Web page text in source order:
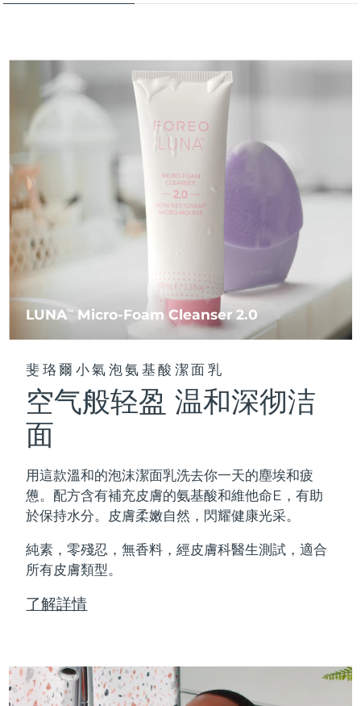
LUNATM Micro-Foam Cleanser 2.0
斐珞爾小氣泡氨基酸潔面乳
空气般轻盈 温和深彻洁
面
用這款溫和的泡沫潔面乳洗去你一天的塵埃和疲
憊。配方含有補充皮膚的氨基酸和維他命E，有助
於保持水分。皮膚柔嫩自然，閃耀健康光采。
純素，零殘忍，無香料，經皮膚科醫生測試，適合
所有皮膚類型。
了解詳情